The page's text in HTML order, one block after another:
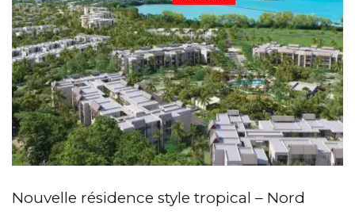
Nouvelle résidence style tropical – Nord